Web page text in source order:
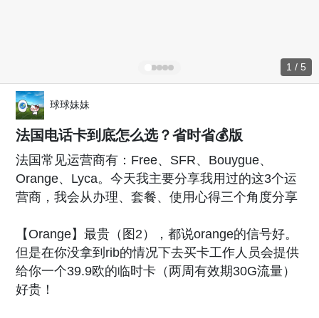
1 / 5
球球妹妹
法国电话卡到底怎么选？省时省💰版
法国常见运营商有：Free、SFR、Bouygue、
Orange、Lyca。今天我主要分享我用过的这3个运
营商，我会从办理、套餐、使用心得三个角度分享
【Orange】最贵（图2），都说orange的信号好。
但是在你没拿到rib的情况下去买卡工作人员会提供
给你一个39.9欧的临时卡（两周有效期30G流量）
好贵！